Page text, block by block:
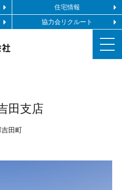
住宅情報
協力会リクルート
田支店
田町